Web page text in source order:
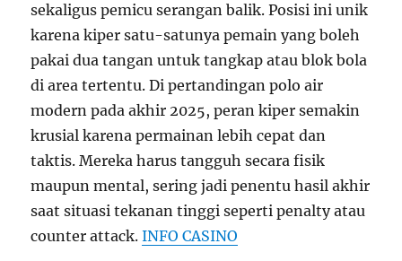
sekaligus pemicu serangan balik. Posisi ini unik
karena kiper satu-satunya pemain yang boleh
pakai dua tangan untuk tangkap atau blok bola
di area tertentu. Di pertandingan polo air
modern pada akhir 2025, peran kiper semakin
krusial karena permainan lebih cepat dan
taktis. Mereka harus tangguh secara fisik
maupun mental, sering jadi penentu hasil akhir
saat situasi tekanan tinggi seperti penalty atau
counter attack.INFO CASINO